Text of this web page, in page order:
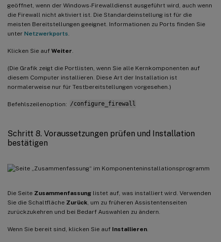
geöffnet, wenn der Windows-Firewalldienst ausgeführt wird, auch wenn
die Firewall nicht aktiviert ist. Die Standardeinstellung ist für die
meisten Bereitstellungen geeignet. Informationen zu Ports finden Sie
unter Netzwerkports
Klicken Sie auf Weiter
(Die Grafik zeigt die Portlisten, wenn Sie alle Kernkomponenten auf
diesem Computer installieren. Diese Art der Installation ist
normalerweise nur für Testbereitstellungen vorgesehen.)
Befehlszeilenoption: /configure_firewall
Schritt 8. Voraussetzungen prüfen und Installation
bestätigen
Die Seite Zusammenfassung listet auf, was installiert wird. Verwenden
Sie die Schaltfläche Zurück , um zu früheren Assistentenseiten
zurückzukehren und bei Bedarf Auswahlen zu ändern.
Wenn Sie bereit sind, klicken Sie auf Installieren